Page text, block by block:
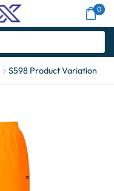
0
S598 Product Variation